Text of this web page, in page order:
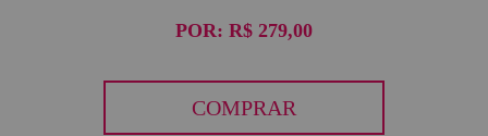
POR: R$ 279,00
COMPRAR